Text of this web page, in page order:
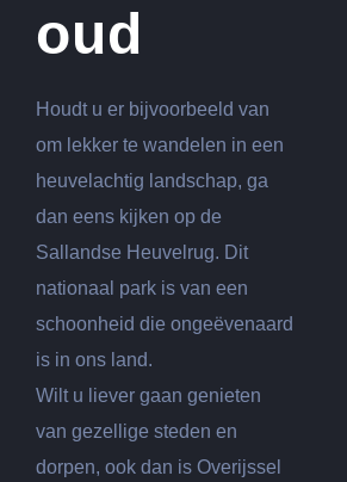
oud
Houdt u er bijvoorbeeld van
om lekker te wandelen in een
heuvelachtig landschap, ga
dan eens kijken op de
Sallandse Heuvelrug. Dit
nationaal park is van een
schoonheid die ongeëvenaard
is in ons land.
Wilt u liever gaan genieten
van gezellige steden en
dorpen, ook dan is Overijssel